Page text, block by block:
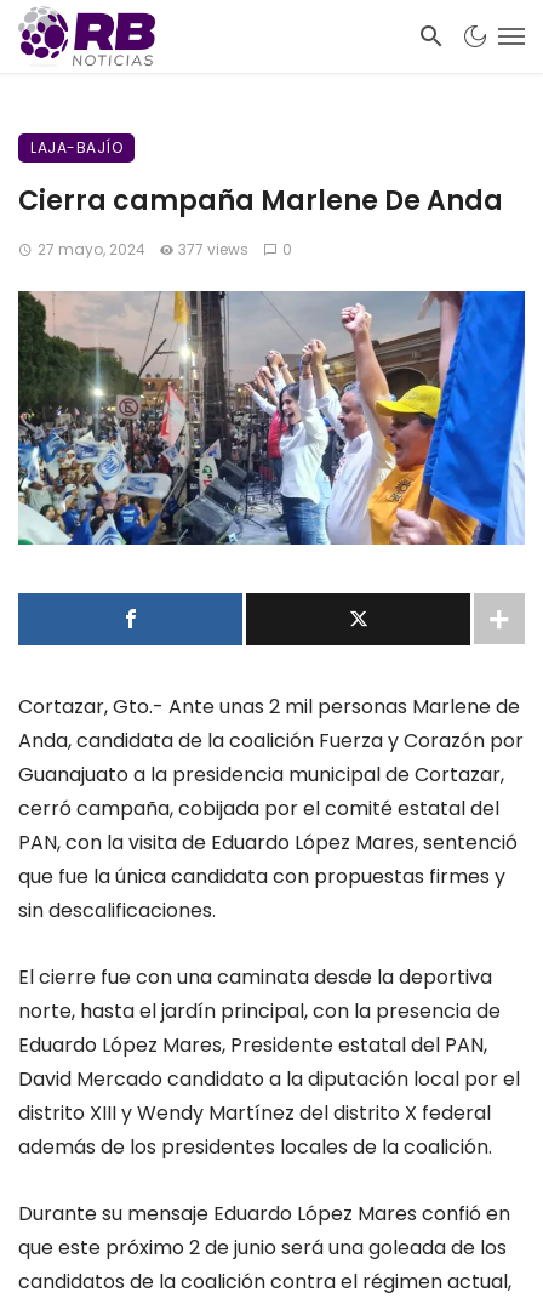
LAJA-BAJÍO
Cierra campaña Marlene De Anda
27 mayo, 2024 377 views 0
Cortazar, Gto.- Ante unas 2 mil personas Marlene de
Anda, candidata de la coalición Fuerza y Corazón por
Guanajuato a la presidencia municipal de Cortazar,
cerró campaña, cobijada por el comité estatal del
PAN, con la visita de Eduardo López Mares, sentenció
que fue la única candidata con propuestas firmes y
sin descalificaciones.
El cierre fue con una caminata desde la deportiva
norte, hasta el jardín principal, con la presencia de
Eduardo López Mares, Presidente estatal del PAN,
David Mercado candidato a la diputación local por el
distrito XIII y Wendy Martínez del distrito X federal
además de los presidentes locales de la coalición.
Durante su mensaje Eduardo López Mares confió en
que este próximo 2 de junio será una goleada de los
candidatos de la coalición contra el régimen actual,